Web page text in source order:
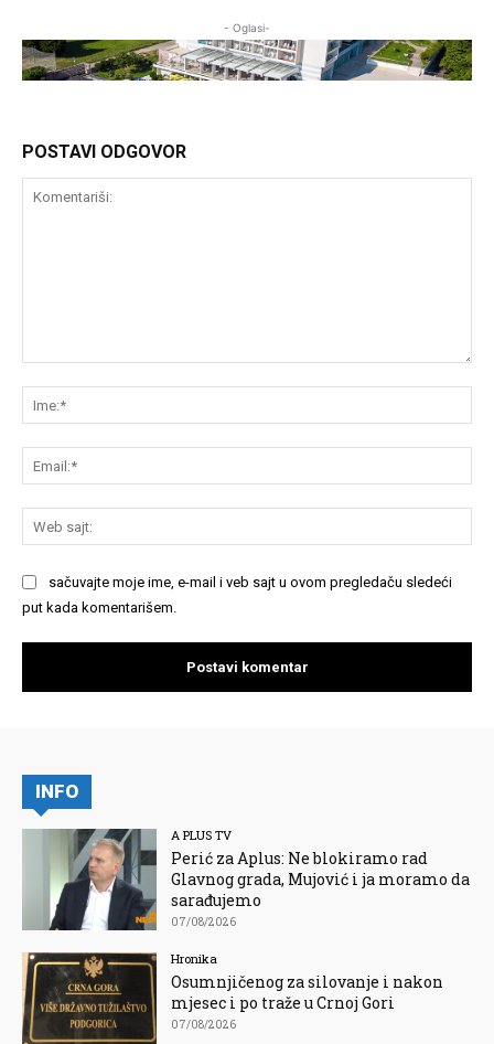
- Oglasi-
POSTAVI ODGOVOR
sačuvajte moje ime, e-mail i veb sajt u ovom pregledaču sledeći
put kada komentarišem.
INFO
A PLUS TV
Perić za Aplus: Ne blokiramo rad
Glavnog grada, Mujović i ja moramo da
sarađujemo
07/08/2026
Hronika
Osumnjičenog za silovanje i nakon
mjesec i po traže u Crnoj Gori
07/08/2026